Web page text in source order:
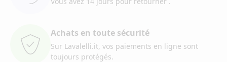
Achats en toute sécurité
Sur Lavalelli.it, vos paiements en ligne sont
toujours protégés.